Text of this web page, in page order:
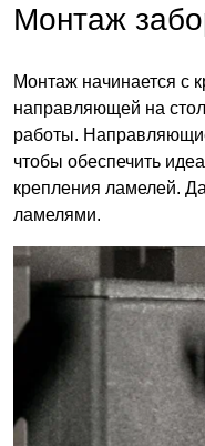
Монтаж
Монтаж начинается с
направляющей на
работы.
чтобы обеспечить
крепления ламелей.
ламелями.